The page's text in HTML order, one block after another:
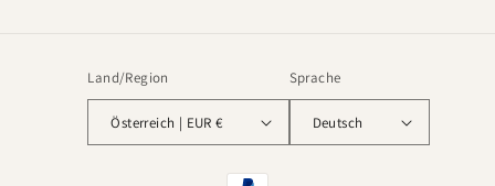
Land/Region
Österreich | EUR €
Sprache
Deutsch
Zahlungsmethoden